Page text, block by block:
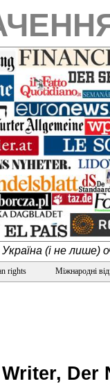
(і не лише)
rights Міжнародні
Der